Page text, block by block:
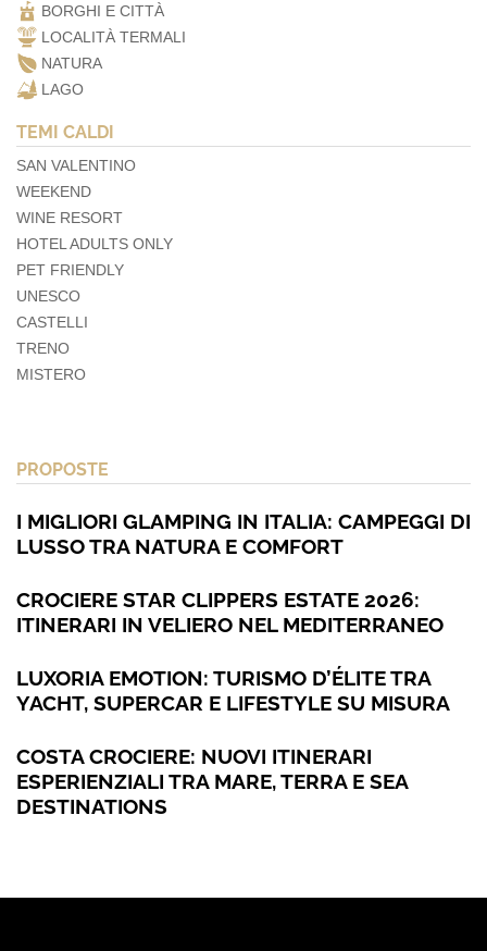
BORGHI E CITTÀ
LOCALITÀ TERMALI
NATURA
LAGO
TEMI CALDI
SAN VALENTINO
WEEKEND
WINE RESORT
HOTEL ADULTS ONLY
PET FRIENDLY
UNESCO
CASTELLI
TRENO
MISTERO
PROPOSTE
I MIGLIORI GLAMPING IN ITALIA: CAMPEGGI DI
LUSSO TRA NATURA E COMFORT
CROCIERE STAR CLIPPERS ESTATE 2026:
ITINERARI IN VELIERO NEL MEDITERRANEO
LUXORIA EMOTION: TURISMO D’ÉLITE TRA
YACHT, SUPERCAR E LIFESTYLE SU MISURA
COSTA CROCIERE: NUOVI ITINERARI
ESPERIENZIALI TRA MARE, TERRA E SEA
DESTINATIONS